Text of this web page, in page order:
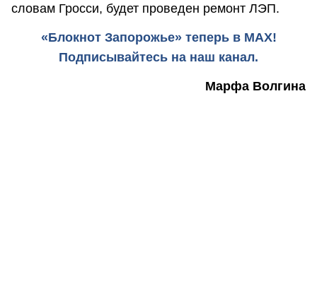
словам Гросси, будет проведен ремонт ЛЭП.
«Блокнот Запорожье» теперь в MAX!
Подписывайтесь на наш канал.
Марфа Волгина